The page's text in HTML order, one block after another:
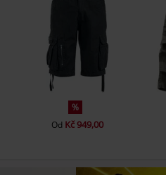
%
Od Kč 949,00